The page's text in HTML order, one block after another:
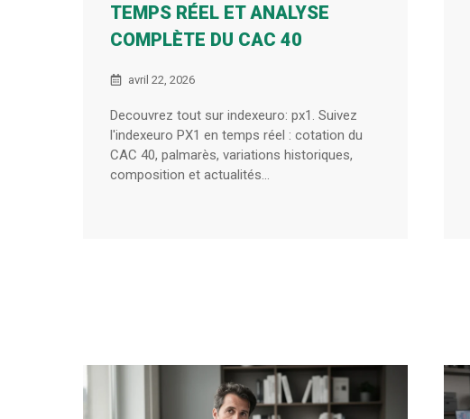
TEMPS RÉEL ET ANALYSE
COMPLÈTE DU CAC 40
avril 22, 2026
Decouvrez tout sur indexeuro: px1. Suivez
l'indexeuro PX1 en temps réel : cotation du
CAC 40, palmarès, variations historiques,
composition et actualités...